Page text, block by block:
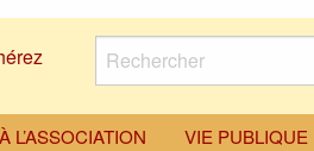
Rechercher
L’ASSOCIATION
VIE PUBLIQUE